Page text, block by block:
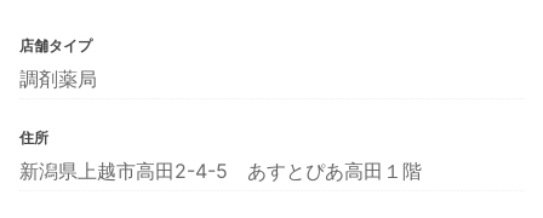
店舗タイプ
調剤薬局
住所
新潟県上越市高田2-4-5 あすとぴあ高田１階